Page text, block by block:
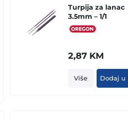
Turpija za lanac
3.5mm – 1/1
2,87 KM
Više Dodaj u